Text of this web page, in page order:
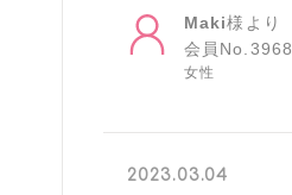
Maki様より
会員No.3968
女性
2023.03.04